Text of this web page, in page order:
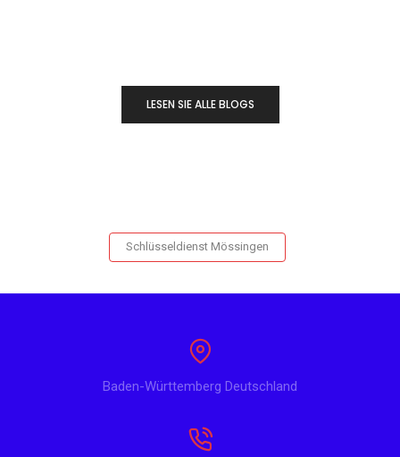
LESEN SIE ALLE BLOGS
Schlüsseldienst Mössingen
Baden-Württemberg Deutschland